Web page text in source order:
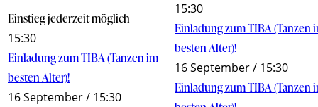
Einstieg jederzeit möglich
15:30
Einladung zum TIBA (Tanzen im
besten Alter)!
16 September / 15:30
15:30
Einladung zum TIBA (Tanzen
besten Alter)!
16 September / 15:30
Einladung zum TIBA (Tanzen